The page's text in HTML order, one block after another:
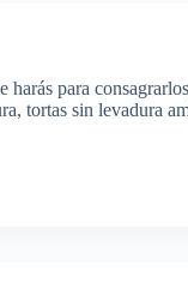
para
tortas sin levadura